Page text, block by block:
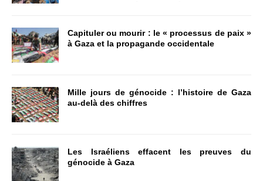
Capituler ou mourir : le « processus de paix »
à Gaza et la propagande occidentale
Mille jours de génocide : l’histoire de Gaza
au-delà des chiffres
Les Israéliens effacent les preuves du
génocide à Gaza